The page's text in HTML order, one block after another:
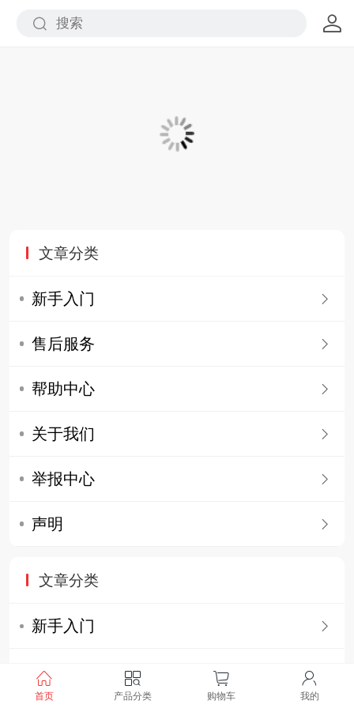
文章分类
新手入门
售后服务
帮助中心
关于我们
举报中心
声明
文章分类
新手入门
售后服务
首页 产品分类 购物车 我的